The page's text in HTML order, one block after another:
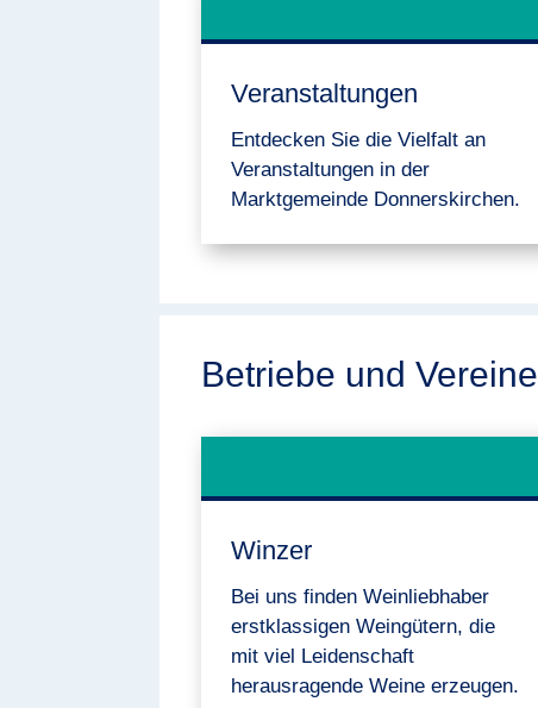
Veranstaltungen
Entdecken Sie die Vielfalt an
Veranstaltungen in der
Marktgemeinde Donnerskirchen.
Betriebe und Vereine
Winzer
Bei uns finden Weinliebhaber
erstklassigen Weingütern, die
mit viel Leidenschaft
herausragende Weine erzeugen.